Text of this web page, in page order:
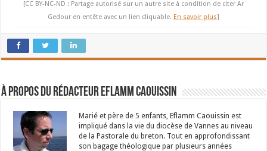
[CC BY-NC-ND : Partage autorisé sur un autre site à condition de citer Ar
Gedour en entête avec un lien cliquable. En savoir plus]
À propos du rédacteur Eflamm Caouissin
Marié et père de 5 enfants, Eflamm Caouissin est
impliqué dans la vie du diocèse de Vannes au niveau
de la Pastorale du breton. Tout en approfondissant
son bagage théologique par plusieurs années